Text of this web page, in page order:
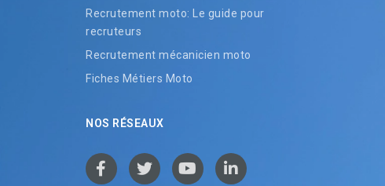
Recrutement moto: Le guide pour
recruteurs
Recrutement mécanicien moto
Fiches Métiers Moto
NOS RÉSEAUX